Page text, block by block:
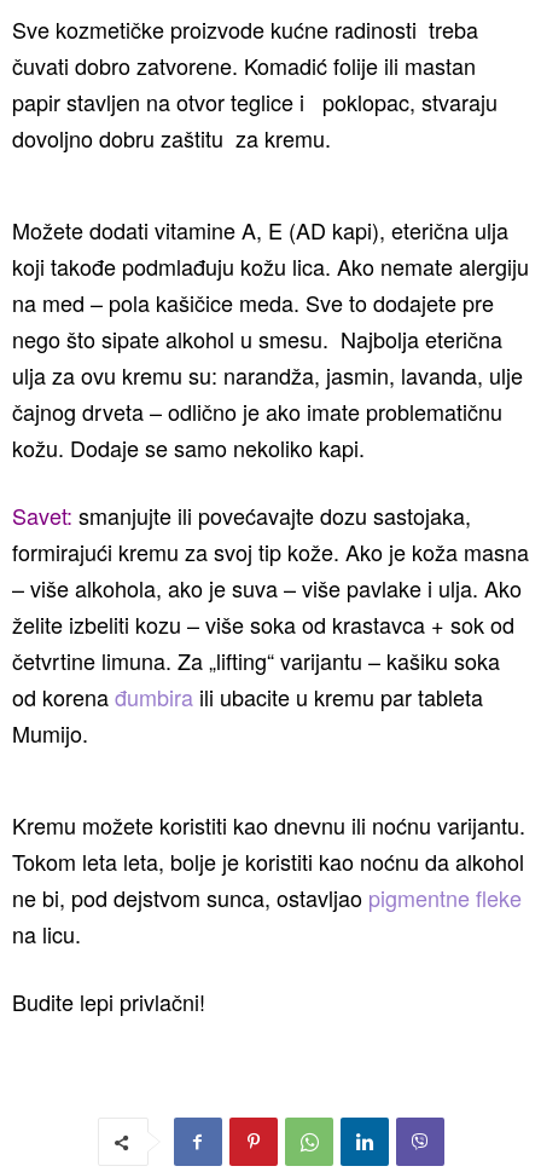
Sve kozmetičke proizvode kućne radinosti treba
čuvati dobro zatvorene. Komadić folije ili mastan
papir stavljen na otvor teglice i poklopac, stvaraju
dovoljno dobru zaštitu za kremu.
Možete dodati vitamine A, E (AD kapi), eterična ulja
koji takođe podmlađuju kožu lica. Ako nemate alergiju
na med – pola kašičice meda. Sve to dodajete pre
nego što sipate alkohol u smesu. Najbolja eterična
ulja za ovu kremu su: narandža, jasmin, lavanda, ulje
čajnog drveta – odlično je ako imate problematičnu
kožu. Dodaje se samo nekoliko kapi.
Savet: smanjujte ili povećavajte dozu sastojaka,
formirajući kremu za svoj tip kože. Ako je koža masna
– više alkohola, ako je suva – više pavlake i ulja. Ako
želite izbeliti kozu – više soka od krastavca + sok od
četvrtine limuna. Za „lifting“ varijantu – kašiku soka
od korenađumbira ili ubacite u kremu par tableta
Mumijo.
Kremu možete koristiti kao dnevnu ili noćnu varijantu.
Tokom leta leta, bolje je koristiti kao noćnu da alkohol
ne bi, pod dejstvom sunca, ostavljao pigmentne fleke
na licu.
Budite lepi privlačni!